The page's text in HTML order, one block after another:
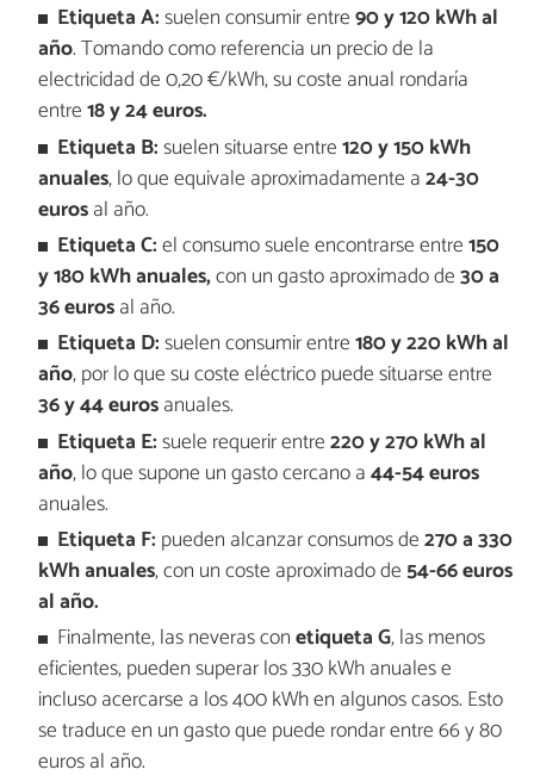
Etiqueta A:suelen consumir entre90 y 120 kWh al
año. Tomando como referencia un precio de la
electricidad de 0,20 €/kWh, su coste anual rondaría
entre18 y 24 euros.
Etiqueta B:suelen situarse entre120 y 150 kWh
anuales, lo que equivale aproximadamente a24-30
eurosal año.
Etiqueta C:el consumo suele encontrarse entre150
y 180 kWh anuales,con un gasto aproximado de30 a
36 eurosal año.
Etiqueta D:suelen consumir entre180 y 220 kWh al
año, por lo que su coste eléctrico puede situarse entre
36 y 44 eurosanuales.
Etiqueta E:suele requerir entre220 y 270 kWh al
año, lo que supone un gasto cercano a44-54 euros
anuales.
Etiqueta F: pueden alcanzar consumos de270 a 330
kWh anuales, con un coste aproximado de54-66 euros
al año.
Finalmente, las neveras conetiqueta G, las menos
eficientes, pueden superar los 330 kWh anuales e
incluso acercarse a los 400 kWh en algunos casos. Esto
se traduce en un gasto que puede rondar entre 66 y 80
euros al año.